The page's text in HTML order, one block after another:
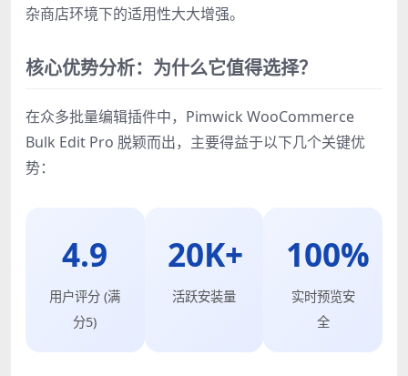
杂商店环境下的适用性大大增强。
核心优势分析：为什么它值得选择？
在众多批量编辑插件中，Pimwick WooCommerce
Bulk Edit Pro 脱颖而出，主要得益于以下几个关键优
势：
4.9
用户评分 (满
分5)
20K+
活跃安装量
100%
实时预览安
全